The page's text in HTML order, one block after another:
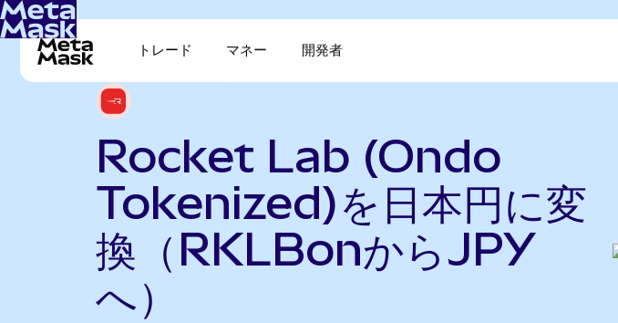
トレード マネー 開発者
Rocket Lab (Ondo
Tokenized)を日本円に変
換（RKLBonからJPY
へ）